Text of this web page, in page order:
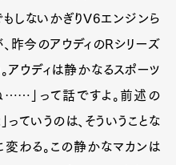
しないかぎりV6エンジンら
昨今のアウディのRシリーズ
アウディは静かなるスポーツ
……」って話ですよ。前述の
っていうのは、そういうことな
わる。この静かなマカンは